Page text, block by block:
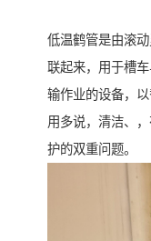
低温鹤管是由滚
联起来，用于槽
输作业的设备，
用多说，清洁、
护的双重问题。